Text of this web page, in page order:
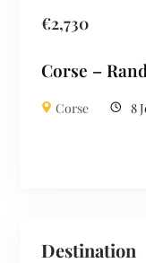
€2,730
Corse –
Corse 8
Destination